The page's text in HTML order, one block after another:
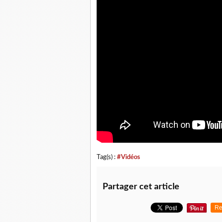
Tag(s) : #Vidéos
Partager cet article